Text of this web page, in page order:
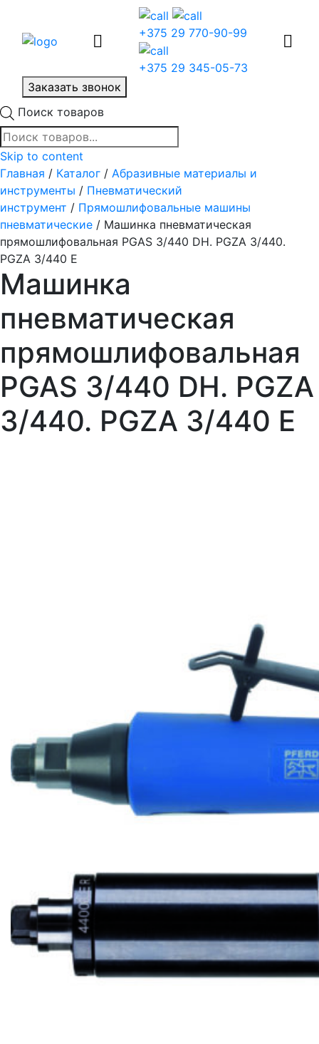
+375 29 770-90-99
+375 29 345-05-73
Заказать звонок
Поиск товаров
Skip to content
Главная / Каталог / Абразивные материалы и
инструменты / Пневматический
инструмент / Прямошлифовальные машины
пневматические / Машинка пневматическая
прямошлифовальная PGAS 3/440 DH. PGZA 3/440.
PGZA 3/440 E
Машинка
пневматическая
прямошлифовальная
PGAS 3/440 DH. PGZA
3/440. PGZA 3/440 E